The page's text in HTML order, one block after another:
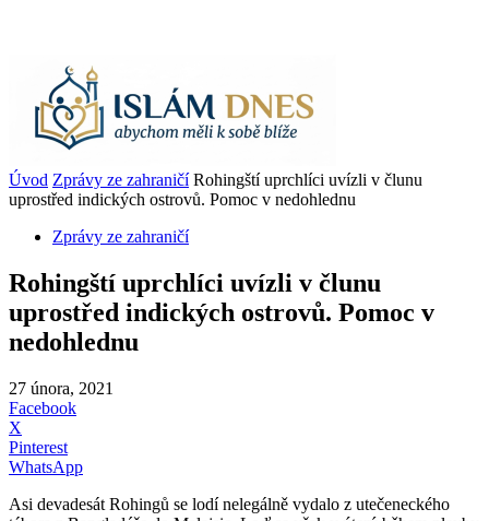
Úvod Zprávy ze zahraničí Rohingští uprchlíci uvízli v člunu
uprostřed indických ostrovů. Pomoc v nedohlednu
Zprávy ze zahraničí
Rohingští uprchlíci uvízli v člunu
uprostřed indických ostrovů. Pomoc v
nedohlednu
27 února, 2021
Facebook
X
Pinterest
WhatsApp
Asi devadesát Rohingů se lodí nelegálně vydalo z utečeneckého